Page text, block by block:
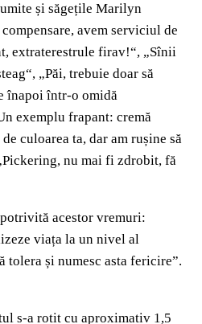
și săgețile Marilyn
avem serviciul de
extraterestrule firav!“, „Sînii
„Păi, trebuie doar să
înapoi într-o omidă
exemplu frapant: cremă
culoarea ta, dar am rușine să
nu mai fi zdrobit, fă
acestor vremuri:
viața la un nivel al
tolera și numesc asta fericire”.
s-a rotit cu aproximativ 1,5